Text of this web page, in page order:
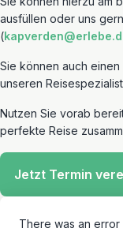
ausfüllen oder uns
(
Sie können auch einen
unseren
Nutzen Sie vorab
perfekte Reise
Jetzt Termin
There was an